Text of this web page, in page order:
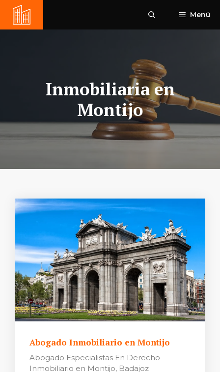
Saltar
contenido
Menú
Inmobiliaria en
Montijo
Abogado Inmobiliario en Montijo
Abogado Especialistas En Derecho
Inmobiliario en Montijo, Badajoz